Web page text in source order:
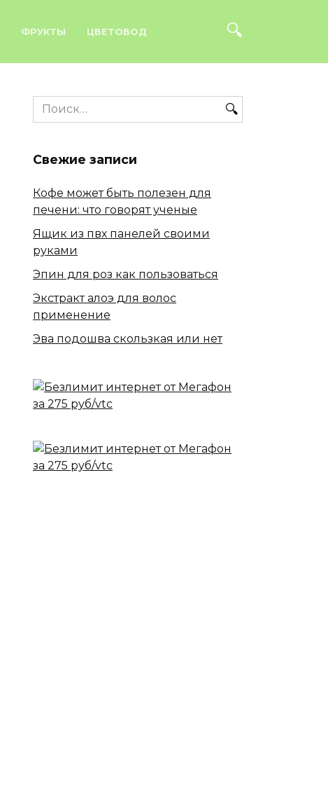
ФРУКТЫ ЦВЕТОВОД
Search
for:
Свежие записи
Кофе может быть полезен для
печени: что говорят ученые
Ящик из пвх панелей своими
руками
Эпин для роз как пользоваться
Экстракт алоэ для волос
применение
Эва подошва скользкая или нет